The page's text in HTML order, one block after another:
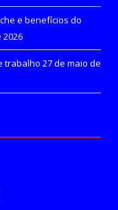
e benefícios do
2026
trabalho 27 de maio de